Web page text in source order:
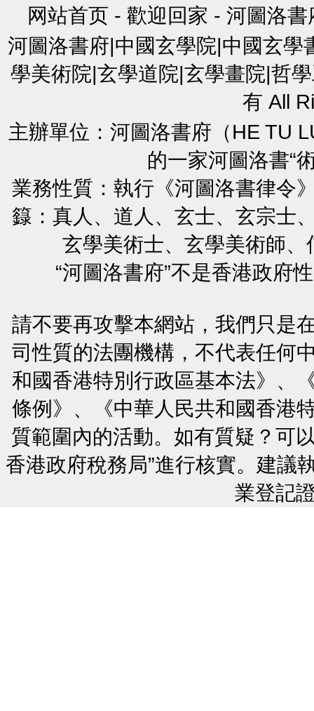
网站首页 - 歡迎回家 - 河圖洛書
河圖洛書府|中國玄學院|中國玄
學美術院|玄學道院|玄學畫院|哲
有 All
主辦單位：河圖洛書府（HE TU
的一家河圖洛書“
業務性質：執行《河圖洛書律令
籙：真人、道人、玄士、玄宗士
玄學美術士、玄學美術師
“河圖洛書府”不是香港政府
請不要再攻擊本網站，我們只是
司性質的法團機構，不代表任何
和國香港特別行政區基本法》、
條例》、《中華人民共和國香港
質範圍內的活動。如有質疑？可
香港政府稅務局”進行核實。建議
業登記